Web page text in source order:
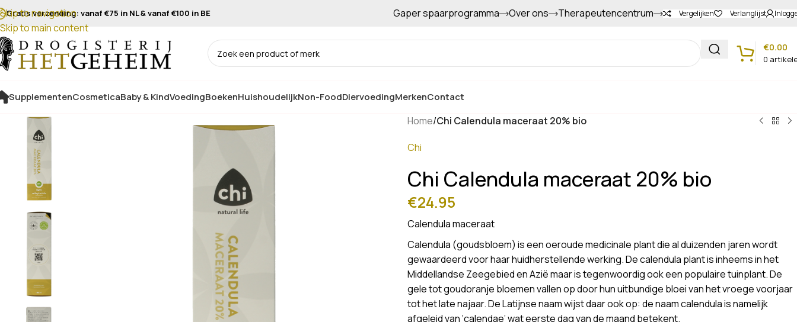
Skip to navigation
Skip to main content
Gratis verzending: vanaf €75 in NL & vanaf €100 in BE Gratis afhalen in de winkel Gapers sparen voor extra korting
Gaper spaarprogramma Over ons Therapeutencentrum Vergelijken Verlanglijst
0
€0.00
SupplementenCosmeticaBaby & KindVoedingBoekenHuishoudelijkNon-FoodDiervoedingMerkenContact
Home/Chi Calendula maceraat 20% bio
Chi
Chi Calendula maceraat 20% bio
€24.95
Calendula maceraat
Calendula (goudsbloem) is een oeroude medicinale plant die al duizenden jaren wordt
gewaardeerd voor haar huidherstellende werking. De calendula plant is inheems in het
Middellandse Zeegebied en Azië maar is tegenwoordig ook een populaire tuinplant. De
gele tot goudoranje bloemen vallen op door hun uitbundige bloei van het vroege voorjaar
tot het late najaar. De Latijnse naam wijst daar ook op: de naam calendula is namelijk
afgeleid van ‘calendae’ wat eerste dag van de maand betekent.